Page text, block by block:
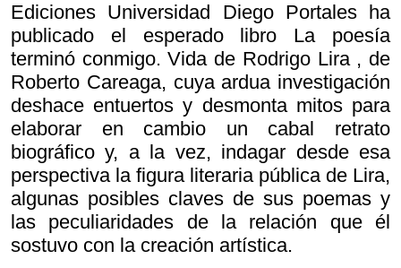
Ediciones Universidad Diego Portales ha
publicado el esperado libro La poesía
terminó conmigo. Vida de Rodrigo Lira , de
Roberto Careaga, cuya ardua investigación
deshace entuertos y desmonta mitos para
elaborar en cambio un cabal retrato
biográfico y, a la vez, indagar desde esa
perspectiva la figura literaria pública de Lira,
algunas posibles claves de sus poemas y
las peculiaridades de la relación que él
sostuvo con la creación artística.